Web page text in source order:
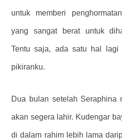
untuk memberi
yang sangat berat untuk
Tentu saja, ada satu hal
pikiranku.
Dua bulan setelah Seraphina
akan segera lahir. Kudengar
di dalam rahim lebih lama